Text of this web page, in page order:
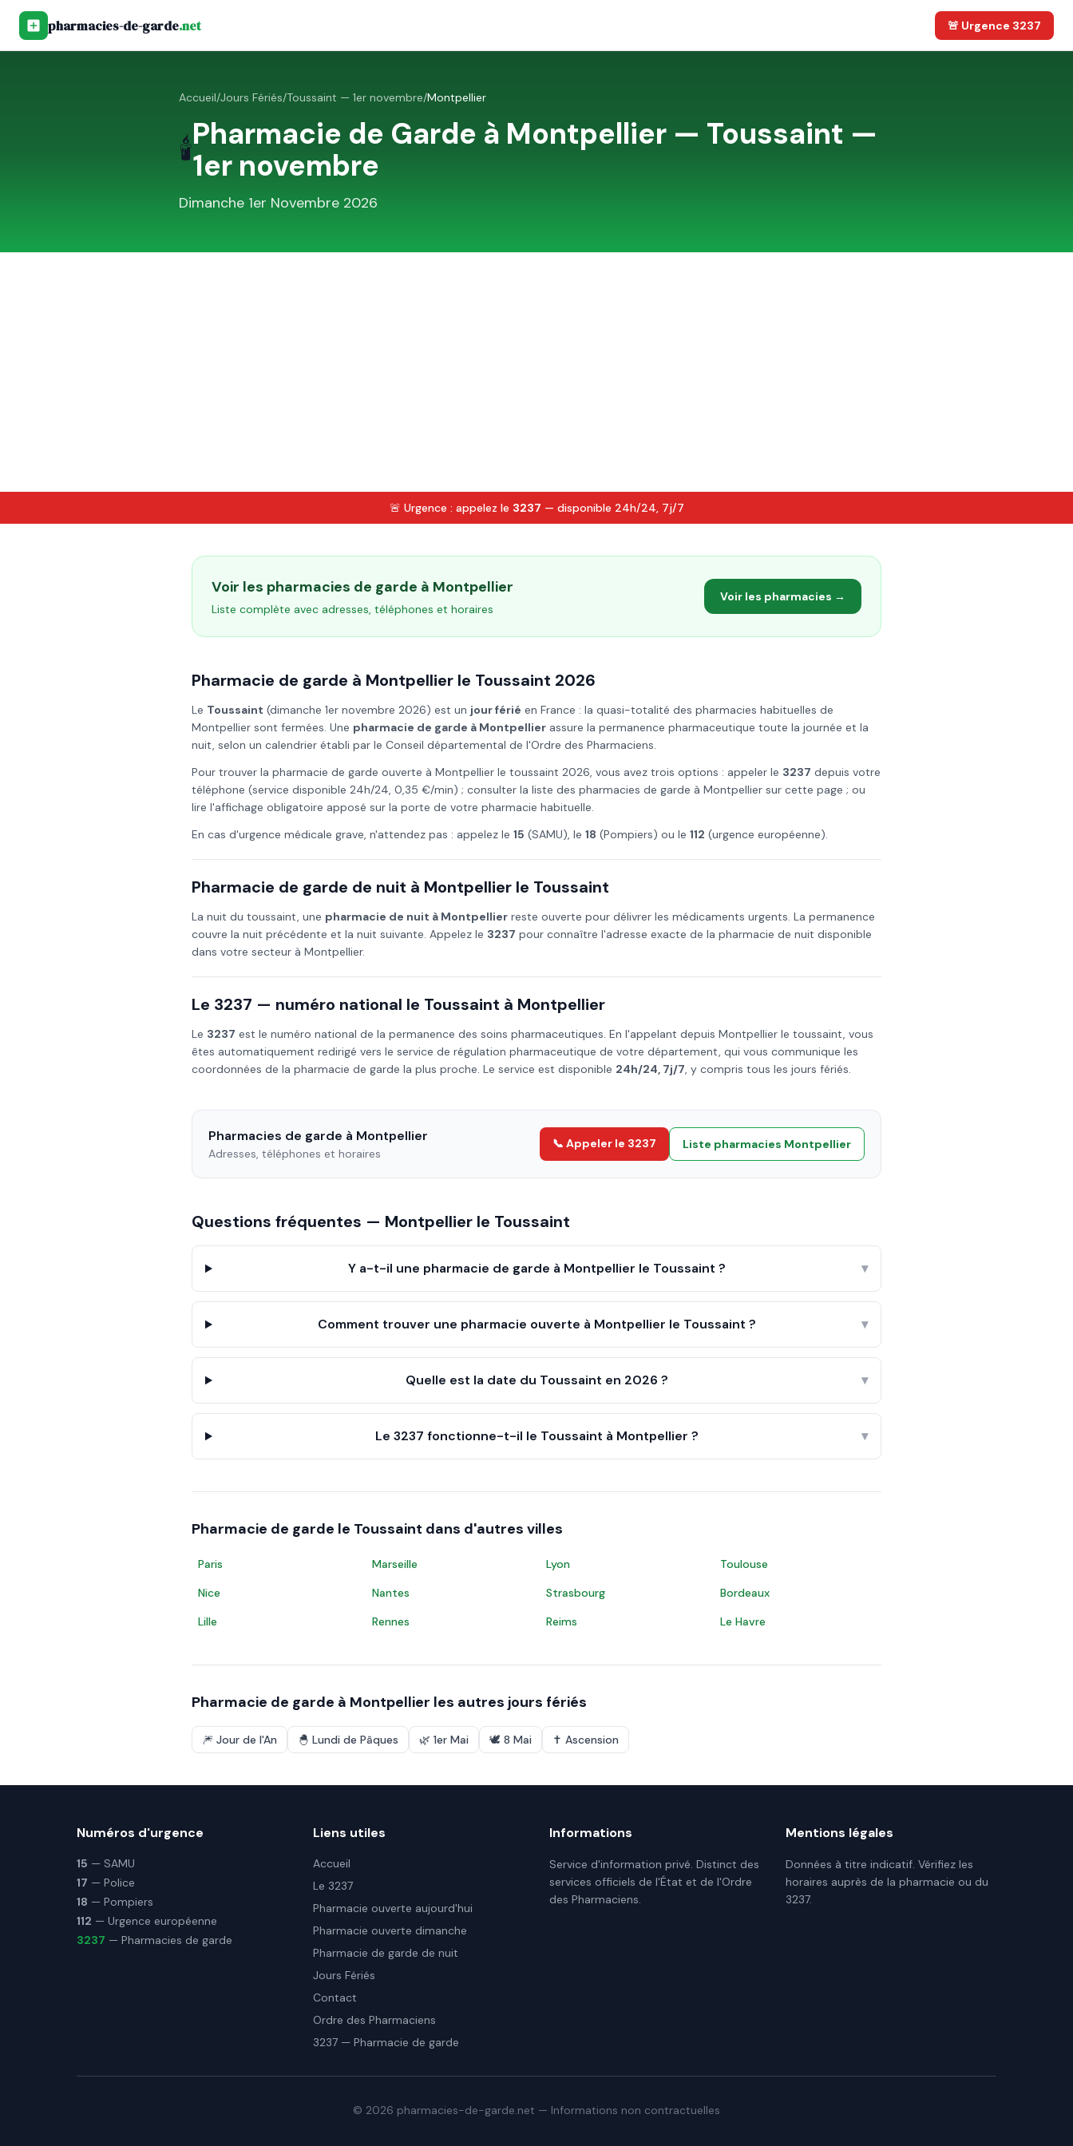
pharmacies-de-garde.net 🚨 Urgence 3237
Accueil/Jours Fériés/Toussaint — 1er novembre/Montpellier
🕯️Pharmacie de Garde à Montpellier — Toussaint —
1er novembre
Dimanche 1er Novembre 2026
🚨 Urgence : appelez le 3237 — disponible 24h/24, 7j/7
Voir les pharmacies de garde à Montpellier
Liste complète avec adresses, téléphones et horaires
Voir les pharmacies →
Pharmacie de garde à Montpellier le Toussaint 2026
Le Toussaint (dimanche 1er novembre 2026) est un jour férié en France : la quasi-totalité des pharmacies habituelles de
Montpellier sont fermées. Une pharmacie de garde à Montpellier assure la permanence pharmaceutique toute la journée et la
nuit, selon un calendrier établi par le Conseil départemental de l'Ordre des Pharmaciens.
Pour trouver la pharmacie de garde ouverte à Montpellier le toussaint 2026, vous avez trois options : appeler le 3237 depuis votre
téléphone (service disponible 24h/24, 0,35 €/min) ; consulter la liste des pharmacies de garde à Montpellier sur cette page ; ou
lire l'affichage obligatoire apposé sur la porte de votre pharmacie habituelle.
En cas d'urgence médicale grave, n'attendez pas : appelez le 15 (SAMU), le 18 (Pompiers) ou le 112 (urgence européenne).
Pharmacie de garde de nuit à Montpellier le Toussaint
La nuit du toussaint, une pharmacie de nuit à Montpellier reste ouverte pour délivrer les médicaments urgents. La permanence
couvre la nuit précédente et la nuit suivante. Appelez le 3237 pour connaître l'adresse exacte de la pharmacie de nuit disponible
dans votre secteur à Montpellier.
Le 3237 — numéro national le Toussaint à Montpellier
Le 3237 est le numéro national de la permanence des soins pharmaceutiques. En l'appelant depuis Montpellier le toussaint, vous
êtes automatiquement redirigé vers le service de régulation pharmaceutique de votre département, qui vous communique les
coordonnées de la pharmacie de garde la plus proche. Le service est disponible 24h/24, 7j/7, y compris tous les jours fériés.
Pharmacies de garde à Montpellier
Adresses, téléphones et horaires
📞 Appeler le 3237 Liste pharmacies Montpellier
Questions fréquentes — Montpellier le Toussaint
Y a-t-il une pharmacie de garde à Montpellier le Toussaint ? ▾
Comment trouver une pharmacie ouverte à Montpellier le Toussaint ? ▾
Quelle est la date du Toussaint en 2026 ? ▾
Le 3237 fonctionne-t-il le Toussaint à Montpellier ? ▾
Pharmacie de garde le Toussaint dans d'autres villes
Paris Marseille Lyon
Toulouse
Nice
Nantes Strasbourg
Bordeaux
Lille
Rennes Reims Le Havre
Pharmacie de garde à Montpellier les autres jours fériés
🎆 Jour de l'An 🐣 Lundi de Pâques 🌿 1er Mai 🕊️ 8 Mai ✝️ Ascension
Numéros d'urgence
15 — SAMU
17 — Police
18 — Pompiers
112 — Urgence européenne
3237 — Pharmacies de garde
Liens utiles
Accueil
Le 3237
Pharmacie ouverte aujourd'hui
Pharmacie ouverte dimanche
Pharmacie de garde de nuit
Jours Fériés
Contact
Ordre des Pharmaciens
3237 — Pharmacie de garde
Informations
Service d'information privé. Distinct des
services officiels de l'État et de l'Ordre
des Pharmaciens.
Mentions légales
Données à titre indicatif. Vérifiez les
horaires auprès de la pharmacie ou du
3237.
© 2026 pharmacies-de-garde.net — Informations non contractuelles